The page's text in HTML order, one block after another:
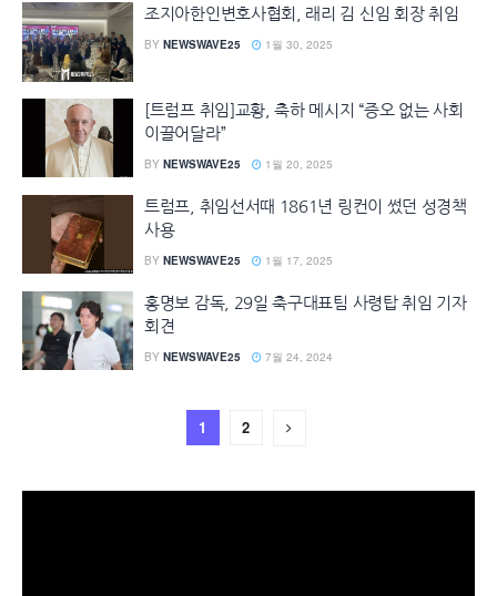
조지아한인변호사협회, 래리 김 신임 회장 취임
BY NEWSWAVE25 1월 30, 2025
[트럼프 취임]교황, 축하 메시지 “증오 없는 사회
이끌어달라”
BY NEWSWAVE25 1월 20, 2025
트럼프, 취임선서때 1861년 링컨이 썼던 성경책
사용
BY NEWSWAVE25 1월 17, 2025
홍명보 감독, 29일 축구대표팀 사령탑 취임 기자
회견
BY NEWSWAVE25 7월 24, 2024
1 2